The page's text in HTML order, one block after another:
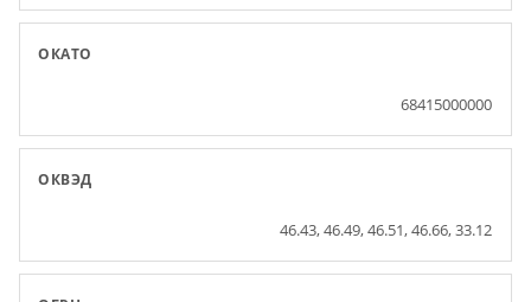
ОКАТО
68415000000
ОКВЭД
46.43, 46.49, 46.51, 46.66, 33.12